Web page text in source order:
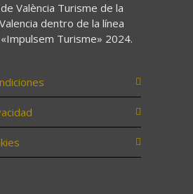
València Turisme de la
dentro de la línea
Turisme» 2024.